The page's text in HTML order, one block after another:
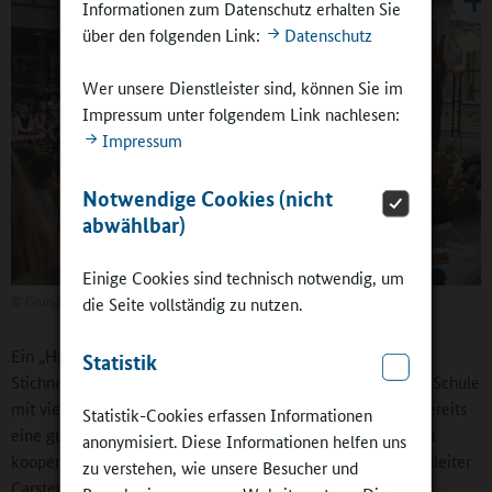
Informationen zum Datenschutz erhalten Sie
über den folgenden Link:
Datenschutz
Wer unsere Dienstleister sind, können Sie im
Impressum unter folgendem Link nachlesen:
Impressum
Notwendige Cookies (nicht
abwählbar)
Einige Cookies sind technisch notwendig, um
die Seite vollständig zu nutzen.
Statistik
Statistik-Cookies erfassen Informationen
anonymisiert. Diese Informationen helfen uns
zu verstehen, wie unsere Besucher und
Grundschule Am Pfälzer Weg
Ein „Haus des Lernens“ will die Grundschule an der
Stichnathstraße werden, ein „Bindeglied zwischen Kita und Schule
mit viel Elternarbeit“. Mit den Kindertagesstätten besteht bereits
eine gute Zusammenarbeit. In einem Sprachbildungsprojekt
kooperiert die Schule mit der Universität Bremen. Für Schulleiter
Carsten Dohrmann ist aber wichtig: „Wir brauchen mehr